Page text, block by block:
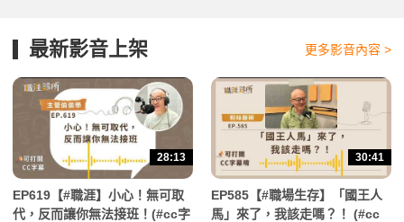
最新影音上架 更多影音內容 >
28:13
EP619【#職涯】小心！無可取
代，反而讓你無法接班！(#cc字
30:41
EP585【#職場生存】「國王人
馬」來了，我該走嗎？！ (#cc